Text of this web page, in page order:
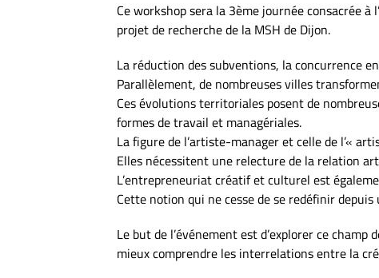
Ce workshop sera la 3ème journée consacrée
projet de recherche de la MSH de Dijon.
La réduction des subventions, la concurrence
Parallèlement, de nombreuses villes
Ces évolutions territoriales posent de
formes de travail et managériales.
La figure de l’artiste-manager et celle de l’«
Elles nécessitent une relecture de la relation
L’entrepreneuriat créatif et culturel est
Cette notion qui ne cesse de se redéfinir
Le but de l’événement est d’explorer ce
mieux comprendre les interrelations entre la